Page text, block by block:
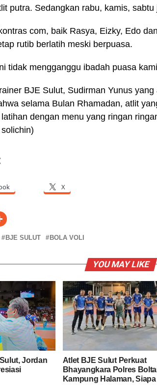
putra. Sedangkan rabu, kamis, sabtu
com, baik Rasya, Eizky, Edo
rutib berlatih meski berpuasa.
tidak mengganggu ibadah puasa
BJE Sulut, Sudirman Yunus
selama Bulan Rhamadan, atlit
dengan menu yang ringan
X
BJE SULUT BOLA VOLI
YOU MAY LIKE
Jordan
Atlet BJE Sulut Perkuat
Bhayangkara Polres
Kampung Halaman,